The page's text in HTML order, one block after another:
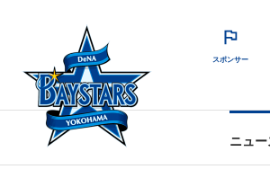
スポンサー
ニュー